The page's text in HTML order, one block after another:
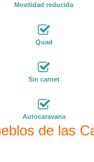
Movilidad reducida
Quad
Sin carnet
Autocaravana
de las